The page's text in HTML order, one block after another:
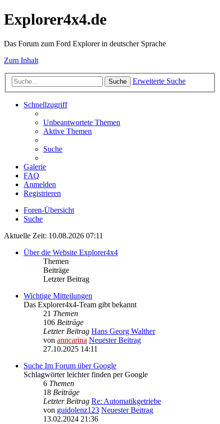
Explorer4x4.de
Das Forum zum Ford Explorer in deutscher Sprache
Zum Inhalt
Suche Erweiterte Suche
Schnellzugriff
Unbeantwortete Themen
Aktive Themen
Suche
Galerie
FAQ
Anmelden
Registrieren
Foren-Übersicht
Suche
Aktuelle Zeit: 10.08.2026 07:11
Über die Website Explorer4x4
Themen
Beiträge
Letzter Beitrag
Wichtige Mitteilungen
Das Explorer4x4-Team gibt bekannt
21 Themen
106 Beiträge
Letzter Beitrag Hans Georg Walther
von anncarina Neuester Beitrag
27.10.2025 14:11
Suche Im Forum über Google
Schlagwörter leichter finden per Google
6 Themen
18 Beiträge
Letzter Beitrag Re: Automatikgetriebe
von guidolenz123 Neuester Beitrag
13.02.2024 21:36